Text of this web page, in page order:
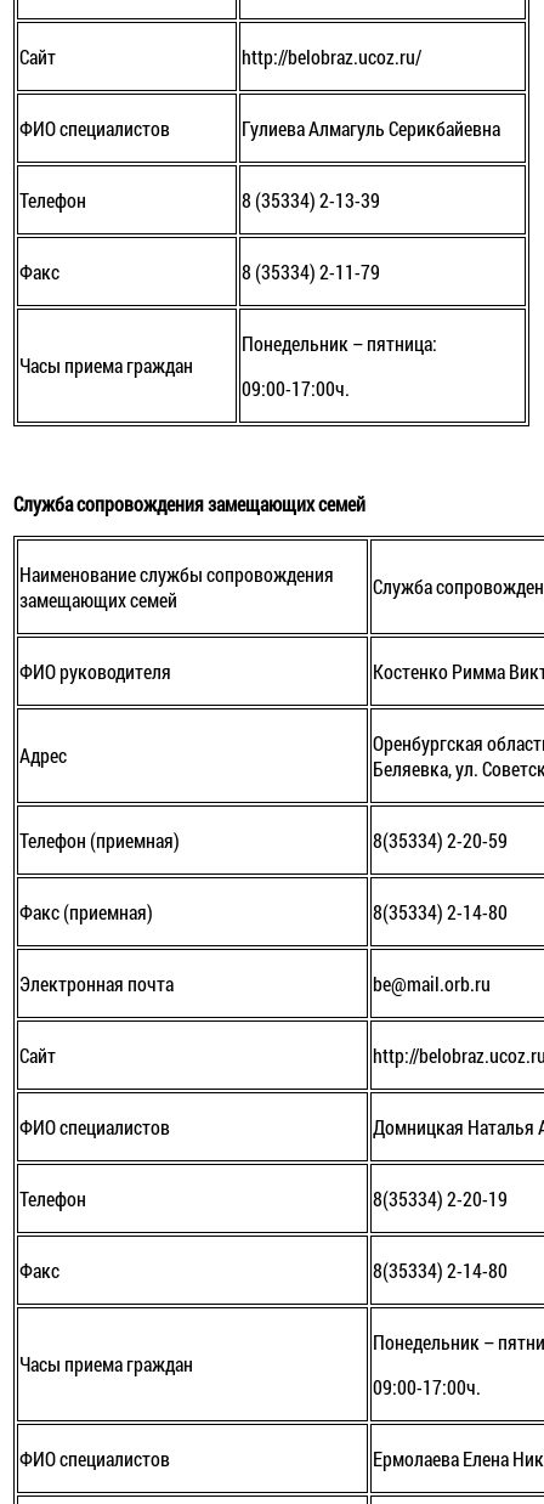
Сайт http://belobraz.ucoz.ru/
ФИО специалистов Гулиева Алмагуль Серикбайевна
Телефон 8 (35334) 2-13-39
Факс 8 (35334) 2-11-79
Часы приема граждан
Понедельник – пятница:
09:00-17:00ч.
Служба сопровождения замещающих семей
Наименование службы сопровождения
замещающих семей
Служба
ФИО руководителя Костенко Римма
Адрес
Оренбургская
Беляевка, ул.
Телефон (приемная) 8(35334) 2-20-59
Факс (приемная) 8(35334) 2-14-80
Электронная почта be@mail.orb.ru
Сайт http://
ФИО специалистов Домницкая Наталья
Телефон 8(35334) 2-20-19
Факс 8(35334) 2-14-80
Часы приема граждан
Понедельник –
09:00-17:00ч.
ФИО специалистов Ермолаева Елена